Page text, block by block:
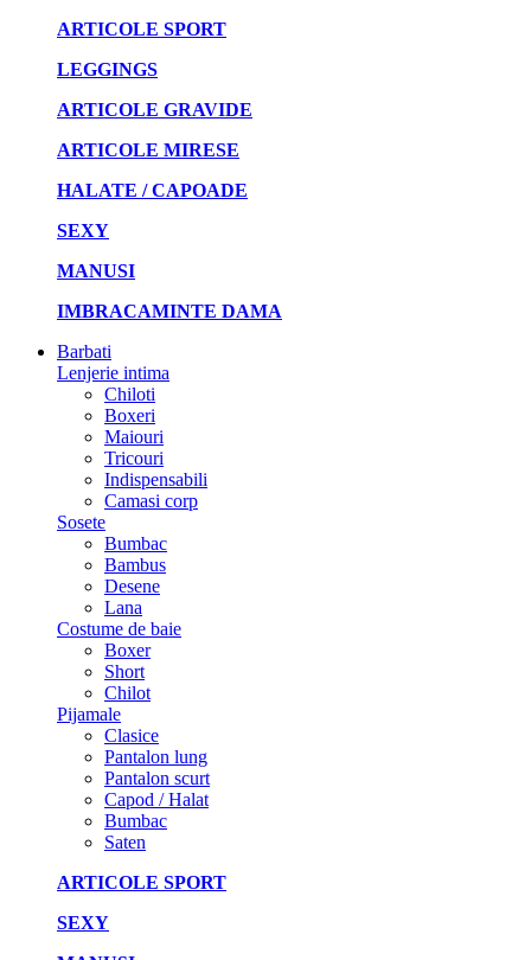
ARTICOLE SPORT
LEGGINGS
ARTICOLE GRAVIDE
ARTICOLE MIRESE
HALATE / CAPOADE
SEXY
MANUSI
IMBRACAMINTE DAMA
Barbati
Lenjerie intima
Chiloti
Boxeri
Maiouri
Tricouri
Indispensabili
Camasi corp
Sosete
Bumbac
Bambus
Desene
Lana
Costume de baie
Boxer
Short
Chilot
Pijamale
Clasice
Pantalon lung
Pantalon scurt
Capod / Halat
Bumbac
Saten
ARTICOLE SPORT
SEXY